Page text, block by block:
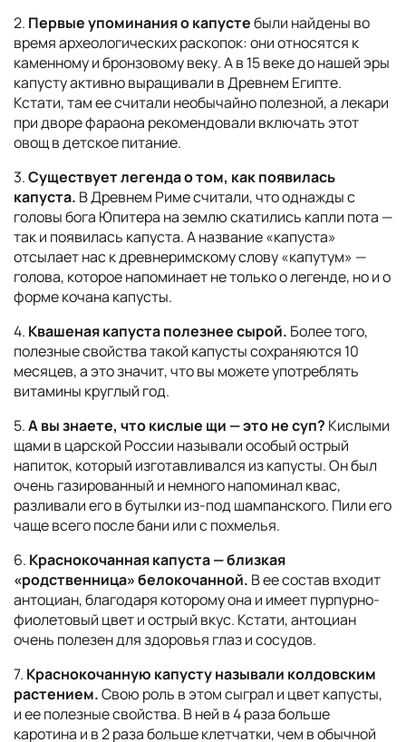
2. Первые упоминания о капустебыли найдены во
время археологических раскопок: они относятся к
каменному и бронзовому веку. А в 15 веке до нашей эры
капусту активно выращивали в Древнем Египте.
Кстати, там ее считали необычайно полезной, а лекари
при дворе фараона рекомендовали включать этот
овощ в детское питание.
3.Существует легенда о том, как появилась
капуста. В Древнем Риме считали, что однажды с
головы бога Юпитера на землю скатились капли пота —
так и появилась капуста. А название «капуста»
отсылает нас к древнеримскому слову «капутум» —
голова, которое напоминает не только о легенде, но и о
форме кочана капусты.
4. Квашеная капуста полезнее сырой. Более того,
полезные свойства такой капусты сохраняются 10
месяцев, а это значит, что вы можете употреблять
витамины круглый год.
5.А вы знаете, что кислые щи — это не суп? Кислыми
щами в царской России называли особый острый
напиток, который изготавливался из капусты. Он был
очень газированный и немного напоминал квас,
разливали его в бутылки из-под шампанского. Пили его
чаще всего после бани или с похмелья.
6. Краснокочанная капуста — близкая
«родственница» белокочанной. В ее состав входит
антоциан, благодаря которому она и имеет пурпурно-
фиолетовый цвет и острый вкус. Кстати, антоциан
очень полезен для здоровья глаз и сосудов.
7. Краснокочанную капусту называли колдовским
растением.Свою роль в этом сыграл и цвет капусты,
и ее полезные свойства. В ней в 4 раза больше
каротина и в 2 раза больше клетчатки, чем в обычной